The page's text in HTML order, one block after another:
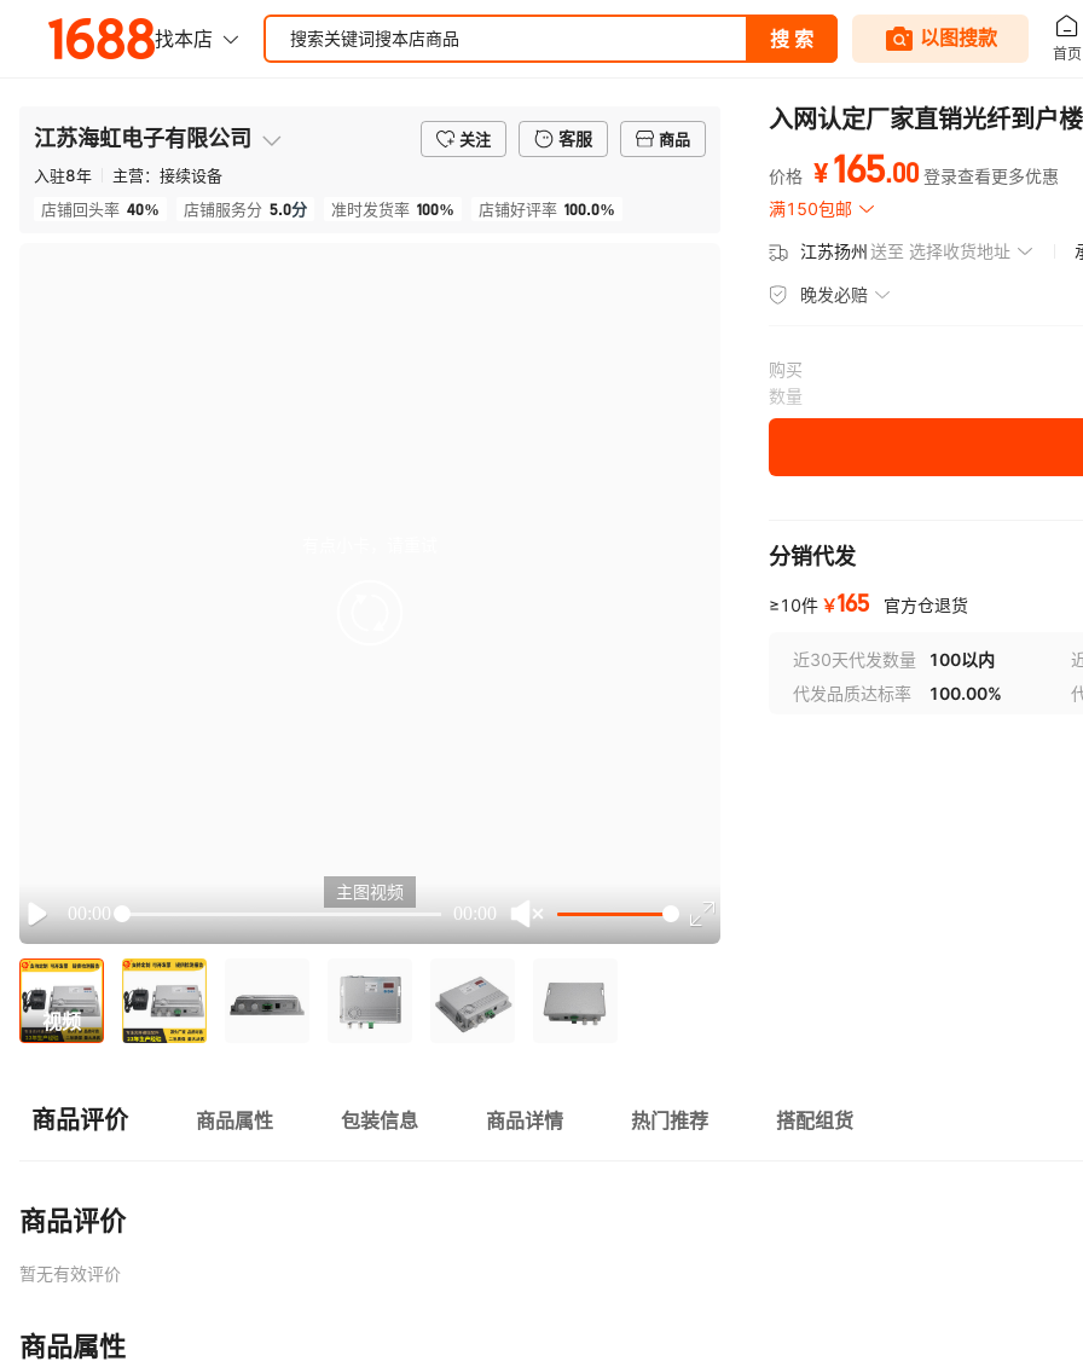
江苏海虹电子有限公司 关注 客服
商品
入驻8年 主营： 接续设备
店铺回头率 40% 店铺服务分 5.0分 准时发货率 100% 店铺好评率 100.0%
Play
00:00 00:00
主图视频
视频
入网认定厂家直销光纤到户
价格 ¥165.00 登录查看更多优惠
满150包邮
江苏扬州送至 选择收货地址
晚发必赔
购买
数量
分销代发
≥10件 ￥165 官方仓退货
近30天代发数量 100以内
代发品质达标率
100.00%
商品评价 商品属性 包装信息 商品详情 热门推荐 搭配组货
商品评价
暂无有效评价
商品属性